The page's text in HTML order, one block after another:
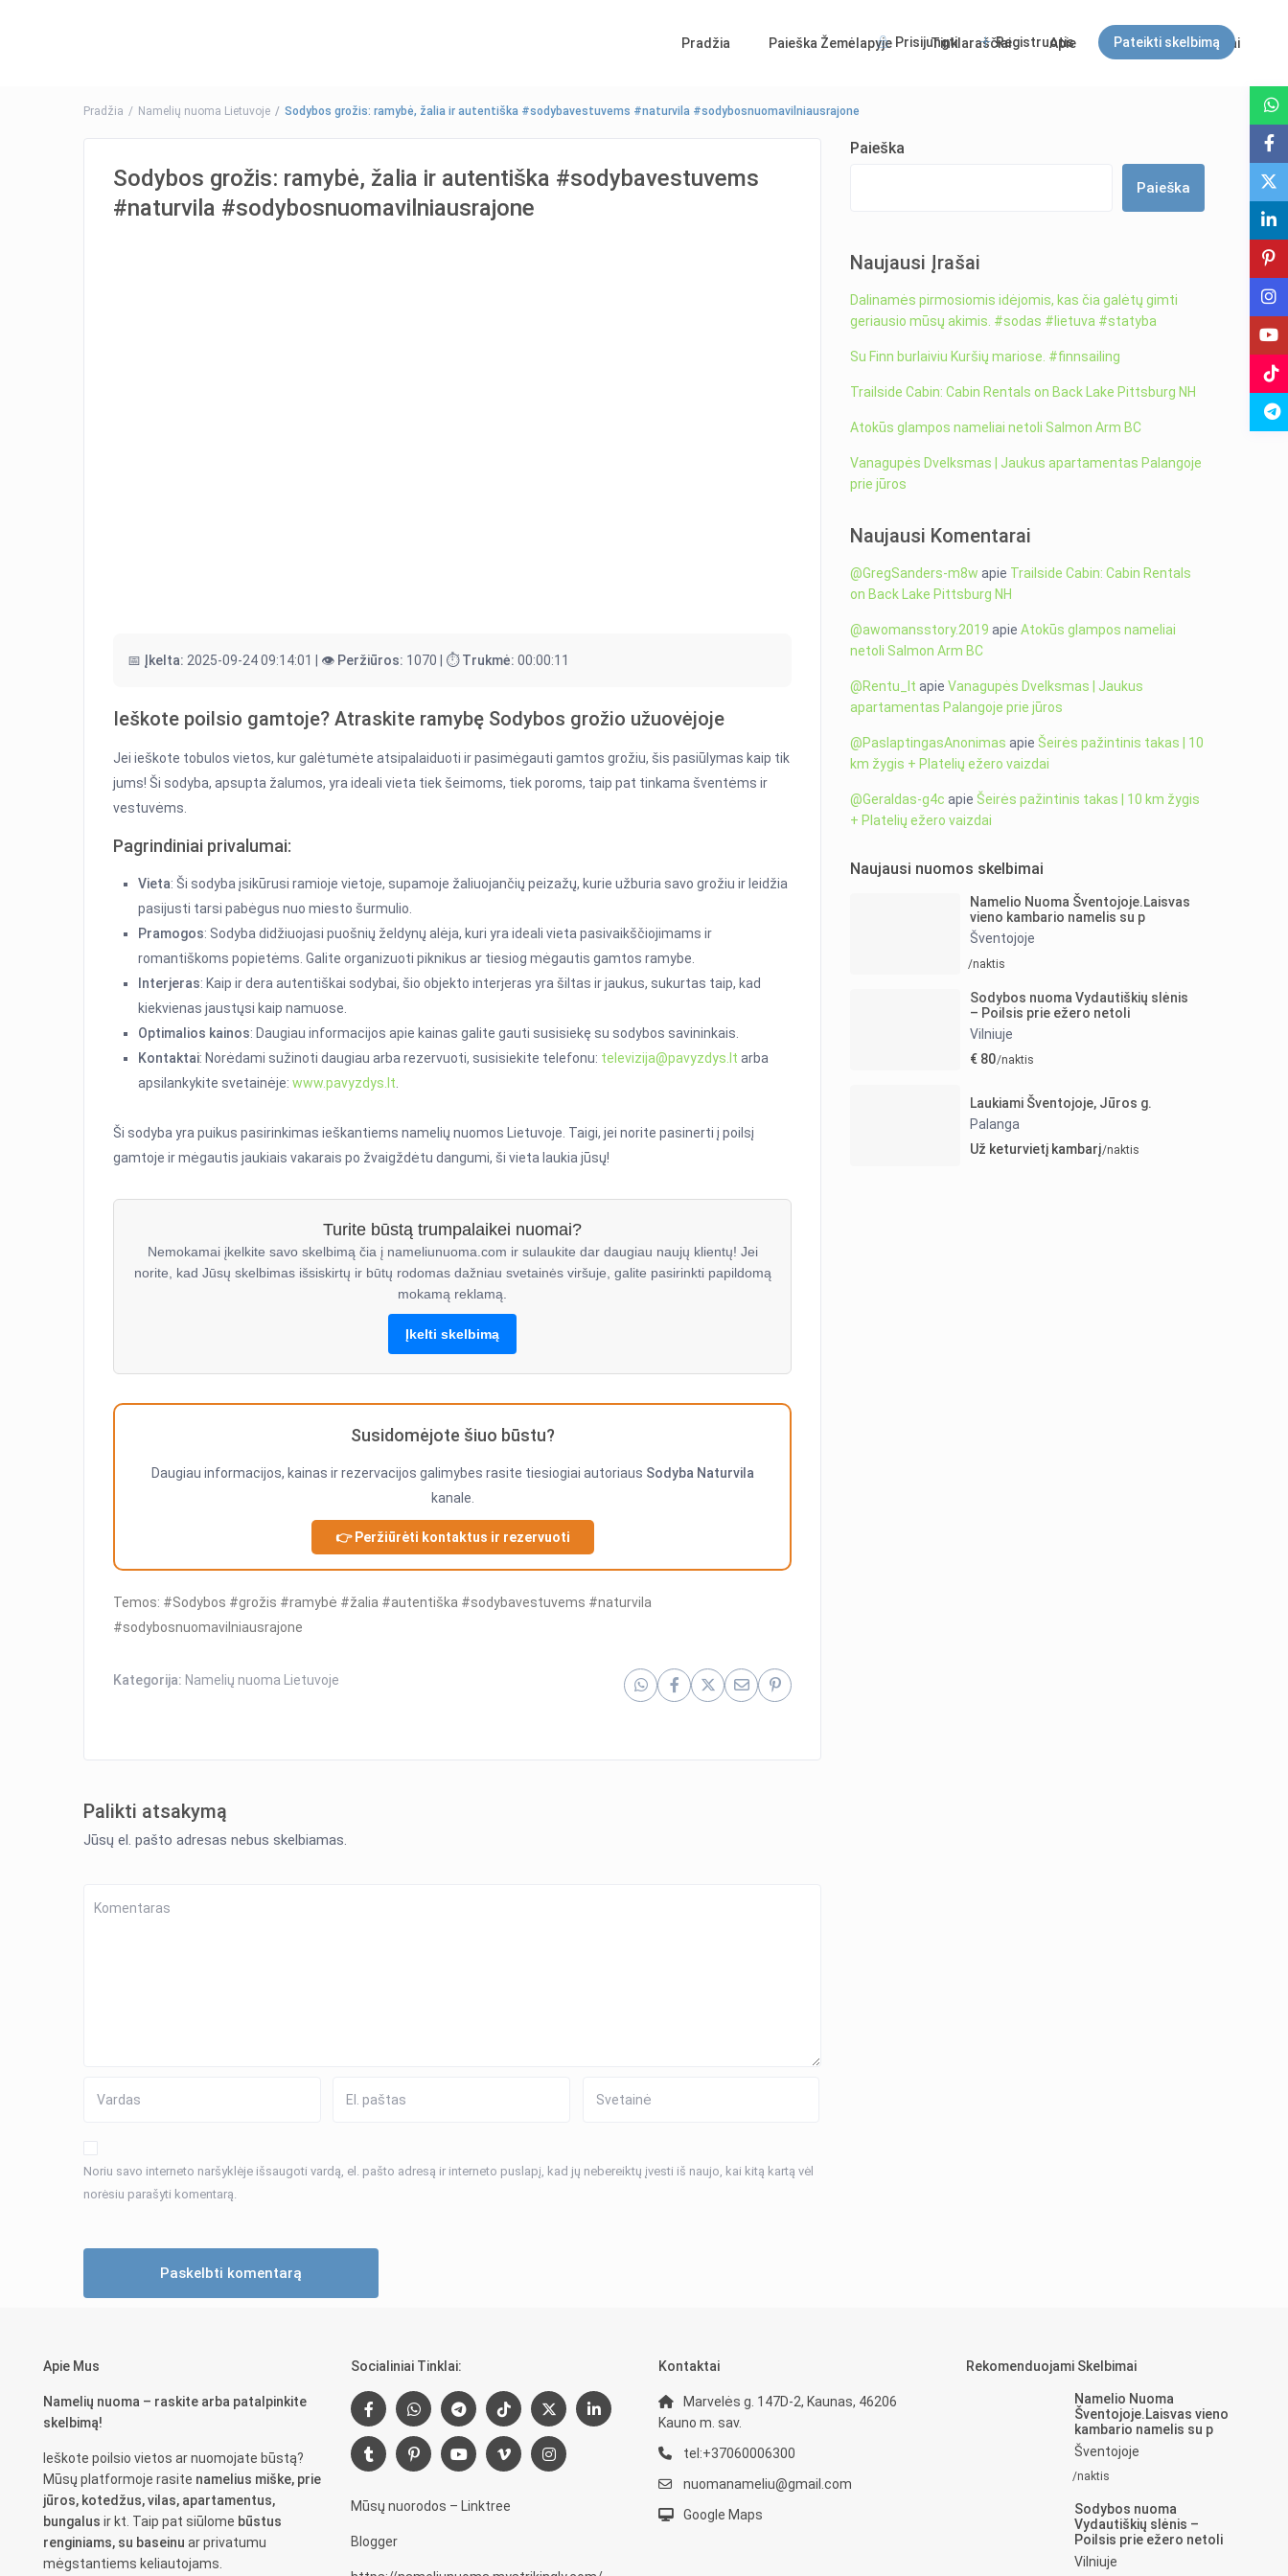
Pradžia Paieška Žemėlapyje Tinklaraščiai Apie DUK Kontaktai
Prisijungti Registruotis Pateikti skelbimą
Svečiai
Pradžia Namelių nuoma Lietuvoje Sodybos grožis: ramybė, žalia ir autentiška #sodybavestuvems #naturvila #sodybosnuomavilniausrajone
Sodybos grožis: ramybė, žalia ir autentiška #sodybavestuvems
#naturvila #sodybosnuomavilniausrajone
📅 Įkelta: 2025-09-24 09:14:01 | 👁️ Peržiūros: 1070 | ⏱️ Trukmė: 00:00:11
Ieškote poilsio gamtoje? Atraskite ramybę Sodybos grožio užuovėjoje
Jei ieškote tobulos vietos, kur galėtumėte atsipalaiduoti ir pasimėgauti gamtos grožiu, šis pasiūlymas kaip tik
jums! Ši sodyba, apsupta žalumos, yra ideali vieta tiek šeimoms, tiek poroms, taip pat tinkama šventėms ir
vestuvėms.
Pagrindiniai privalumai:
Vieta: Ši sodyba įsikūrusi ramioje vietoje, supamoje žaliuojančių peizažų, kurie užburia savo grožiu ir leidžia
pasijusti tarsi pabėgus nuo miesto šurmulio.
Pramogos: Sodyba didžiuojasi puošnių želdynų alėja, kuri yra ideali vieta pasivaikščiojimams ir
romantiškoms popietėms. Galite organizuoti piknikus ar tiesiog mėgautis gamtos ramybe.
Interjeras: Kaip ir dera autentiškai sodybai, šio objekto interjeras yra šiltas ir jaukus, sukurtas taip, kad
kiekvienas jaustųsi kaip namuose.
Optimalios kainos: Daugiau informacijos apie kainas galite gauti susisiekę su sodybos savininkais.
Kontaktai: Norėdami sužinoti daugiau arba rezervuoti, susisiekite telefonu: televizija@pavyzdys.lt arba
apsilankykite svetainėje: www.pavyzdys.lt
Ši sodyba yra puikus pasirinkimas ieškantiems namelių nuomos Lietuvoje. Taigi, jei norite pasinerti į poilsį
gamtoje ir mėgautis jaukiais vakarais po žvaigždėtu dangumi, ši vieta laukia jūsų!
Turite būstą trumpalaikei nuomai?
Nemokamai įkelkite savo skelbimą čia į nameliunuoma.com ir sulaukite dar daugiau naujų klientų! Jei
norite, kad Jūsų skelbimas išsiskirtų ir būtų rodomas dažniau svetainės viršuje, galite pasirinkti papildomą
mokamą reklamą.
Įkelti skelbimą
Susidomėjote šiuo būstu?
Daugiau informacijos, kainas ir rezervacijos galimybes rasite tiesiogiai autoriaus Sodyba Naturvila
kanale.
👉 Peržiūrėti kontaktus ir rezervuoti
Temos: #Sodybos #grožis #ramybė #žalia #autentiška #sodybavestuvems #naturvila
#sodybosnuomavilniausrajone
Kategorija: Namelių nuoma Lietuvoje
Palikti atsakymą
Jūsų el. pašto adresas nebus skelbiamas.
Noriu savo interneto naršyklėje išsaugoti vardą, el. pašto adresą ir interneto puslapį, kad jų nebereiktų įvesti iš naujo, kai kitą kartą vėl
norėsiu parašyti komentarą.
Paieška
Paieška
Naujausi Įrašai
Dalinamės pirmosiomis idėjomis, kas čia galėtų gimti
geriausio mūsų akimis. #sodas #lietuva #statyba
Su Finn burlaiviu Kuršių mariose. #finnsailing
Trailside Cabin: Cabin Rentals on Back Lake Pittsburg NH
Atokūs glampos nameliai netoli Salmon Arm BC
Vanagupės Dvelksmas | Jaukus apartamentas Palangoje
prie jūros
Naujausi Komentarai
@GregSanders-m8w apie Trailside Cabin: Cabin Rentals
on Back Lake Pittsburg NH
@awomansstory.2019 apie Atokūs glampos nameliai
netoli Salmon Arm BC
@Rentu_lt apie Vanagupės Dvelksmas | Jaukus
apartamentas Palangoje prie jūros
@PaslaptingasAnonimas apie Šeirės pažintinis takas | 10
km žygis + Platelių ežero vaizdai
@Geraldas-g4c apie Šeirės pažintinis takas | 10 km žygis
+ Platelių ežero vaizdai
Naujausi nuomos skelbimai
Namelio Nuoma Šventojoje.Laisvas
vieno kambario namelis su p
Šventojoje
/naktis
Sodybos nuoma Vydautiškių slėnis
– Poilsis prie ežero netoli
Vilniuje
€ 80/naktis
Laukiami Šventojoje, Jūros g.
Palanga
Už keturvietį kambarį/naktis
Apie Mus
Namelių nuoma – raskite arba patalpinkite
skelbimą!
Ieškote poilsio vietos ar nuomojate būstą?
Mūsų platformoje rasite namelius miške, prie
jūros, kotedžus, vilas, apartamentus,
bungalus ir kt. Taip pat siūlome būstus
renginiams, su baseinu ar privatumu
mėgstantiems keliautojams.
Socialiniai Tinklai:
Mūsų nuorodos – Linktree
Blogger
Kontaktai
Marvelės g. 147D-2, Kaunas, 46206
Kauno m. sav.
tel:+37060006300
nuomanameliu@gmail.com
Google Maps
Rekomenduojami Skelbimai
Namelio Nuoma
Šventojoje.Laisvas vieno
kambario namelis su p
Šventojoje
/naktis
Sodybos nuoma
Vydautiškių slėnis –
Poilsis prie ežero netoli
Vilniuje